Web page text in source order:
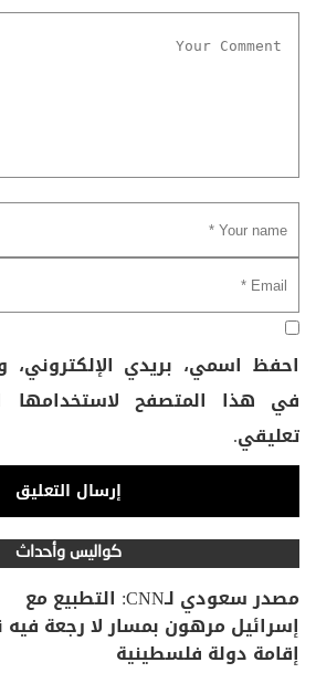
احفظ اسمي، بريدي الإلكتروني،
في هذا المتصفح لاستخدامها
تعليقي.
كواليس وأحداث
مصدر سعودي لـCNN: التطبيع مع
إسرائيل مرهون بمسار لا رجعة فيه
إقامة دولة فلسطينية